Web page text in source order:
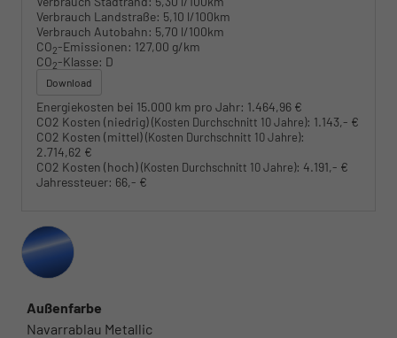
Verbrauch Landstraße: 5,10 l/100km
Verbrauch Autobahn: 5,70 l/100km
CO2-Emissionen: 127,00 g/km
CO2-Klasse: D
Download
Energiekosten bei 15.000 km pro Jahr: 1.464,96 €
CO2 Kosten (niedrig)(Kosten Durchschnitt 10 Jahre): 1.143,- €
CO2 Kosten (mittel)(Kosten Durchschnitt 10 Jahre):
2.714,62 €
CO2 Kosten (hoch)(Kosten Durchschnitt 10 Jahre): 4.191,- €
Jahressteuer: 66,- €
Außenfarbe
Navarrablau Metallic